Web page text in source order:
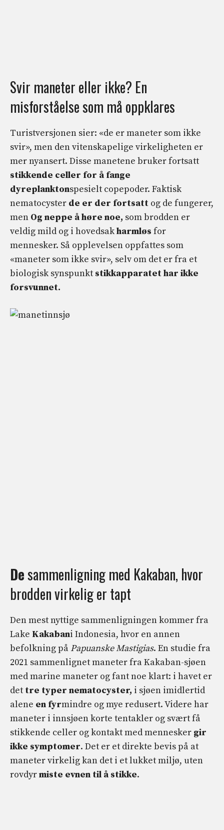
Svir maneter eller ikke? En
misforståelse som må oppklares
Turistversjonen sier: «de er maneter som ikke
svir», men den vitenskapelige virkeligheten er
mer nyansert. Disse manetene bruker fortsatt
stikkende celler for å fange
dyreplanktonspesielt copepoder. Faktisk
nematocyster de er der fortsatt og de fungerer,
men Og neppe å høre noe, som brodden er
veldig mild og i hovedsakharmløs for
mennesker. Så opplevelsen oppfattes som
«maneter som ikke svir», selv om det er fra et
biologisk synspunkt stikkapparatet har ikke
forsvunnet.
Desammenligning med Kakaban, hvor
brodden virkelig er tapt
Den mest nyttige sammenligningen kommer fra
Lake Kakabani Indonesia, hvor en annen
befolkning på Papuanske Mastigias. En studie fra
2021 sammenlignet maneter fra Kakaban-sjøen
med marine maneter og fant noe klart: i havet er
det tre typer nematocyster, i sjøen imidlertid
alene en fyrmindre og mye redusert. Videre har
maneter i innsjøen korte tentakler og svært få
stikkende celler og kontakt med mennesker gir
ikke symptomer. Det er et direkte bevis på at
maneter virkelig kan det i et lukket miljø, uten
rovdyrmiste evnen til å stikke.